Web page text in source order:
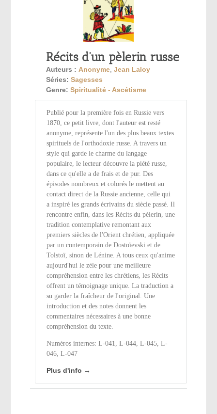
Récits d’un pèlerin russe
Auteurs : Anonyme,Jean Laloy
Séries: Sagesses
Genre: Spiritualité - Ascétisme
Publié pour la première fois en Russie vers
1870, ce petit livre, dont l'auteur est resté
anonyme, représente l'un des plus beaux textes
spirituels de l'orthodoxie russe. A travers un
style qui garde le charme du langage
populaire, le lecteur découvre la piété russe,
dans ce qu'elle a de frais et de pur. Des
épisodes nombreux et colorés le mettent au
contact direct de la Russie ancienne, celle qui
a inspiré les grands écrivains du siècle passé. Il
rencontre enfin, dans les Récits du pèlerin, une
tradition contemplative remontant aux
premiers siècles de l'Orient chrétien, appliquée
par un contemporain de Dostoïevski et de
Tolstoï, sinon de Lénine. A tous ceux qu'anime
aujourd'hui le zèle pour une meilleure
compréhension entre les chrétiens, les Récits
offrent un témoignage unique. La traduction a
su garder la fraîcheur de l'original. Une
introduction et des notes donnent les
commentaires nécessaires à une bonne
compréhension du texte.
Numéros internes: L-041, L-044, L-045, L-
046, L-047
Plus d'info →